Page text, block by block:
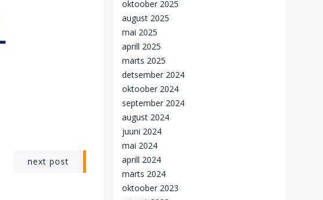
next post
oktoober 2025
august 2025
mai 2025
aprill 2025
märts 2025
detsember 2024
oktoober 2024
september 2024
august 2024
juuni 2024
mai 2024
aprill 2024
märts 2024
oktoober 2023